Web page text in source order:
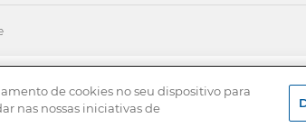
de cookies no seu dispositivo para
nas nossas iniciativas de